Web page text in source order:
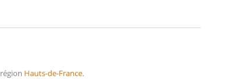
Hauts-de-France.